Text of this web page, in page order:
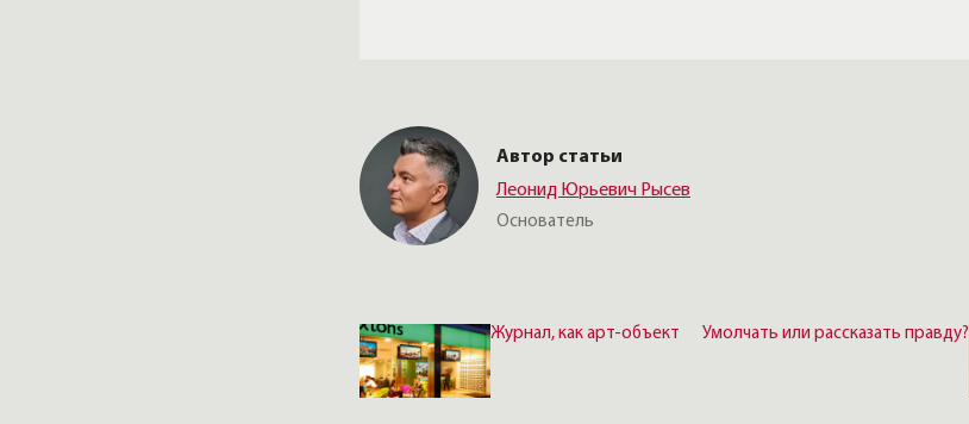
Автор статьи
Леонид Юрьевич Рысев
Основатель
Журнал, как арт-объект Умолчать или рассказать правду?